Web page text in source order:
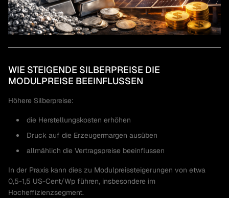
WIE STEIGENDE SILBERPREISE DIE
MODULPREISE BEEINFLUSSEN
Höhere Silberpreise:
die Herstellungskosten erhöhen
Druck auf die Erzeugermargen ausüben
allmählich die Vertragspreise beeinflussen
In der Praxis kann dies zu Modulpreissteigerungen von etwa
0,5-1,5 US-Cent/Wp führen, insbesondere im
Hocheffizienzsegment.